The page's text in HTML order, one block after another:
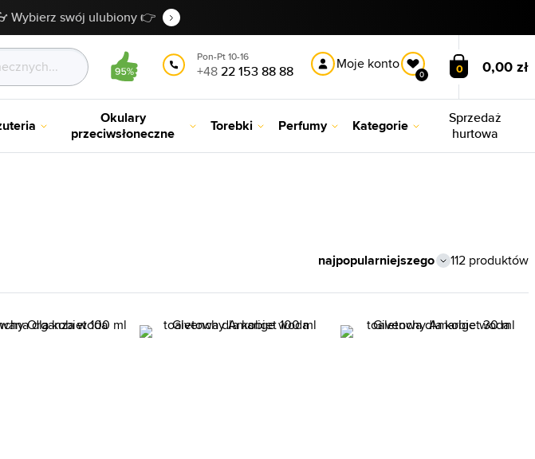
Wybierz swój ulubiony 👉
Pon-Pt 10-16
+4822 153 88 88 Moje konto
0 0 0,00 zł
Okulary
przeciwsłoneczne
Torebki Perfumy Kategorie
Sprzedaż
hurtowa
112 produktów